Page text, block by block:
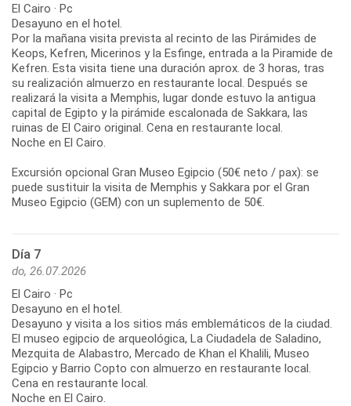
El Cairo · Pc
Desayuno en el hotel.
Por la mañana visita prevista al recinto de las Pirámides de
Keops, Kefren, Micerinos y la Esfinge, entrada a la Piramide de
Kefren. Esta visita tiene una duración aprox. de 3 horas, tras
su realización almuerzo en restaurante local. Después se
realizará la visita a Memphis, lugar donde estuvo la antigua
capital de Egipto y la pirámide escalonada de Sakkara, las
ruinas de El Cairo original. Cena en restaurante local.
Noche en El Cairo.
Excursión opcional Gran Museo Egipcio (50€ neto / pax): se
puede sustituir la visita de Memphis y Sakkara por el Gran
Museo Egipcio (GEM) con un suplemento de 50€.
Día 7
do, 26.07.2026
El Cairo · Pc
Desayuno en el hotel.
Desayuno y visita a los sitios más emblemáticos de la ciudad.
El museo egipcio de arqueológica, La Ciudadela de Saladino,
Mezquita de Alabastro, Mercado de Khan el Khalili, Museo
Egipcio y Barrio Copto con almuerzo en restaurante local.
Cena en restaurante local.
Noche en El Cairo.